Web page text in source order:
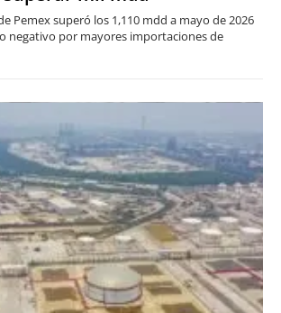
Pemex superó los 1,110 mdd a mayo de 2026
negativo por mayores importaciones de